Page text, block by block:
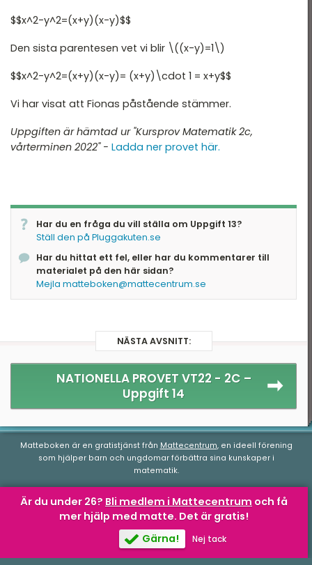
$$x^2-y^2=(x+y)(x-y)$$
Den sista parentesen vet vi blir \((x-y)=1\)
$$x^2-y^2=(x+y)(x-y)= (x+y)\cdot 1 = x+y$$
Vi har visat att Fionas påstående stämmer.
Uppgiften är hämtad ur "Kursprov Matematik 2c,
vårterminen 2022" - Ladda ner provet här.
Har du en fråga du vill ställa om Uppgift 13?
Ställ den på Pluggakuten.se
Har du hittat ett fel, eller har du kommentarer till
materialet på den här sidan?
Mejla matteboken@mattecentrum.se
NÄSTA AVSNITT:
NATIONELLA PROVET VT22 - 2C –
Uppgift 14
Är du under 26? Bli medlem i Mattecentrum och få
mer hjälp med matte. Det är gratis!
Gärna!
Nej tack
2A
Nationella provet vt12 -
Nationella Provet vt12 -
exempel
Matteboken är en gratistjänst från Mattecentrum, en ideell förening
som hjälper barn och ungdomar förbättra sina kunskaper i
matematik.
Matteboken.se avMattecentrumär licensierad under en
Commons Attribution-NonCommercial-NoDerivatives 4.0
Internationell-licens.